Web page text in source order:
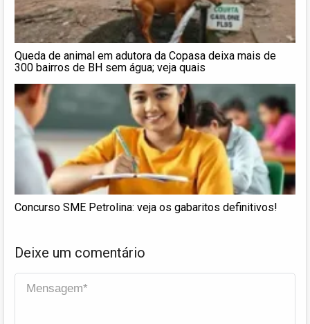
Queda de animal em adutora da Copasa deixa mais de
300 bairros de BH sem água; veja quais
Concurso SME Petrolina: veja os gabaritos definitivos!
Deixe um comentário